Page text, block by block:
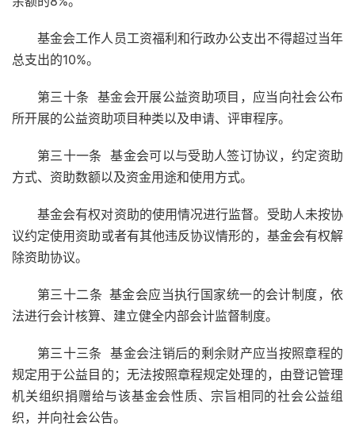
基金会工作人员工资福利和行政办公支出不得超过当年
总支出的10%。
第三十条 基金会开展公益资助项目，应当向社会公布
所开展的公益资助项目种类以及申请、评审程序。
第三十一条 基金会可以与受助人签订协议，约定资助
方式、资助数额以及资金用途和使用方式。
基金会有权对资助的使用情况进行监督。受助人未按协
议约定使用资助或者有其他违反协议情形的，基金会有权解
除资助协议。
第三十二条 基金会应当执行国家统一的会计制度，依
法进行会计核算、建立健全内部会计监督制度。
第三十三条 基金会注销后的剩余财产应当按照章程的
规定用于公益目的；无法按照章程规定处理的，由登记管理
机关组织捐赠给与该基金会性质、宗旨相同的社会公益组
织，并向社会公告。